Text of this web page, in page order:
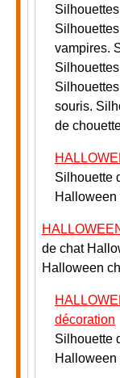
Silhouettes
vampires.
souris.
de
Silhouette
Halloween
de chat
Halloween
décoration
Silhouette